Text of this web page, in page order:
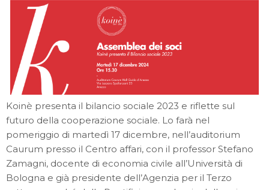
Koinè presenta il bilancio sociale 2023 e riflette sul
futuro della cooperazione sociale. Lo farà nel
pomeriggio di martedì 17 dicembre, nell’auditorium
Caurum presso il Centro affari, con il professor Stefano
Zamagni, docente di economia civile all’Università di
Bologna e già presidente dell’Agenzia per il Terzo